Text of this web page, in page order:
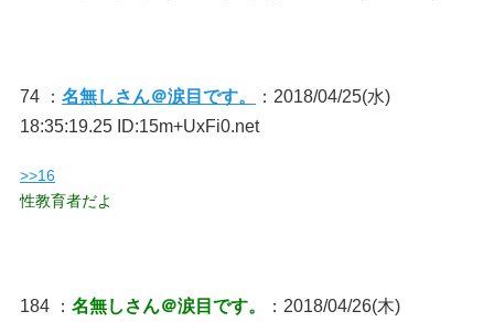
74 ： 名無しさん＠涙目です。
：2018/04/25(水)
18:35:19.25 ID:15m+UxFi0.net
>>16
性教育者だよ
184 ： 名無しさん＠涙目です。
：2018/04/26(木)